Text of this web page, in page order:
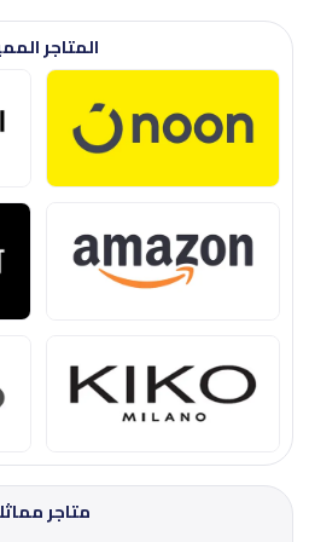
المتاجر
متاجر